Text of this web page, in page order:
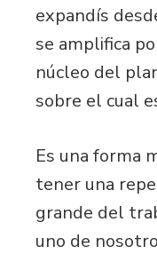
expandís
se amplifica
núcleo del
sobre el cual
Es una forma
tener una
grande del
uno de